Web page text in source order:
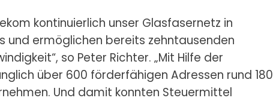
kontinuierlich unser Glasfasernetz in
und ermöglichen bereits zehntausenden
so Peter Richter. „Mit Hilfe der
über 600 förderfähigen Adressen rund 180
Und damit konnten Steuermittel